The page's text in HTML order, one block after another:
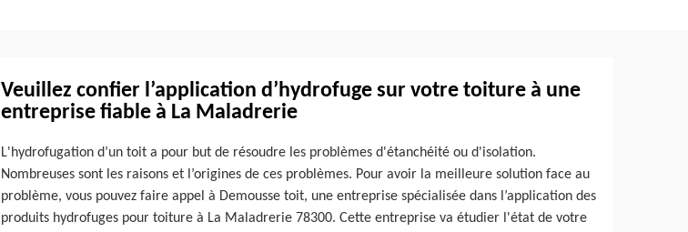
Veuillez confier l’application d’hydrofuge sur votre toiture à une
entreprise fiable à La Maladrerie
L'hydrofugation d’un toit a pour but de résoudre les problèmes d'étanchéité ou d'isolation.
Nombreuses sont les raisons et l’origines de ces problèmes. Pour avoir la meilleure solution face au
problème, vous pouvez faire appel à Demousse toit, une entreprise spécialisée dans l’application des
produits hydrofuges pour toiture à La Maladrerie 78300. Cette entreprise va étudier l'état de votre